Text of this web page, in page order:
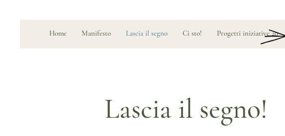
Home Manifesto Lascia il segno Ci sto! Progetti iniziative 2026
Lascia il segno!